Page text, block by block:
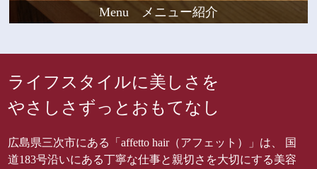
Menu メニュー紹介
ライフスタイルに美しさを
やさしさずっとおもてなし
広島県三次市にある「affetto hair（アフェット）」は、 国
道183号沿いにある丁寧な仕事と親切さを大切にする美容